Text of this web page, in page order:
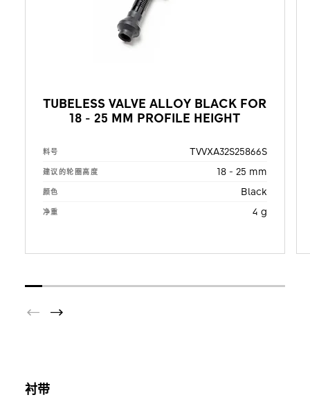
TUBELESS VALVE ALLOY BLACK FOR
18 - 25 MM PROFILE HEIGHT
料号 TVVXA32S25866S
建议的轮圈高度 18 - 25 mm
颜色 Black
净重 4 g
衬带